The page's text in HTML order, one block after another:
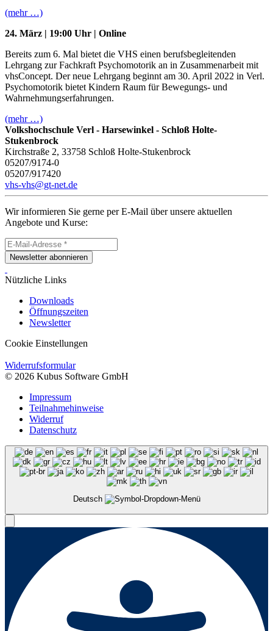
(mehr …)
24. März | 19:00 Uhr | Online
Bereits zum 6. Mal bietet die VHS einen berufsbegleitenden
Lehrgang zur Fachkraft Psychomotorik an in Zusammenarbeit mit
vhsConcept. Der neue Lehrgang beginnt am 30. April 2022 in Verl.
Psychomotorik bietet Kindern Raum für Bewegungs- und
Wahrnehmungserfahrungen.
(mehr …)
Volkshochschule Verl - Harsewinkel - Schloß Holte-
Stukenbrock
Kirchstraße 2, 33758 Schloß Holte-Stukenbrock
05207/9174-0
05207/917420
vhs-vhs@gt-net.de
Wir informieren Sie gerne per E-Mail über unsere aktuellen
Angebote und Kurse:
Newsletter abonnieren
Nützliche Links
Downloads
Öffnungszeiten
Newsletter
Cookie Einstellungen
Widerrufsformular
© 2026 Kubus Software GmbH
Impressum
Teilnahmehinweise
Widerruf
Datenschutz
Deutsch